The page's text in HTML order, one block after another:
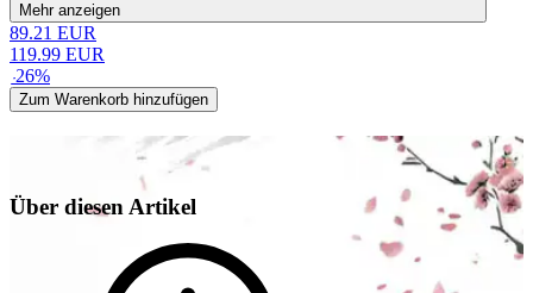
Mehr anzeigen
89.21 EUR
119.99 EUR
-26%
Zum Warenkorb hinzufügen
Über diesen Artikel